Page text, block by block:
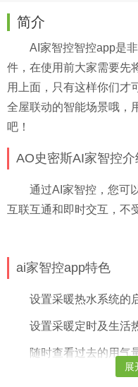
简介
AI家智控智控app是
件，在使用前大家需要先
用上面，只有这样你们才
全屋联动的智能场景哦，
吧！
AO史密斯AI家智控介
通过AI家智控，您可
互联互通和即时交互，不
ai家智控app特色
设置采暖热水系统的
设置采暖定时及生活
随时查看过去的用气
随时查看采暖热水系
展